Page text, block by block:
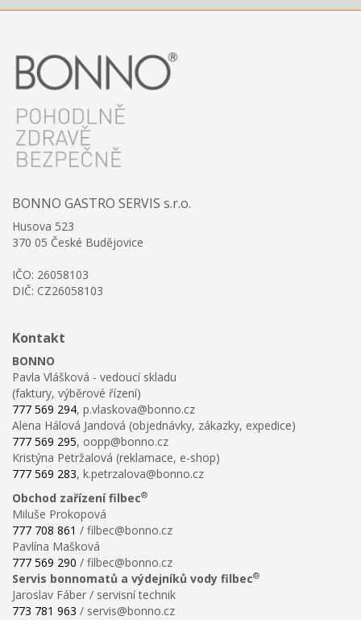
BONNO GASTRO SERVIS s.r.o.
Husova 523
370 05 České Budějovice
IČO: 26058103
DIČ: CZ26058103
Kontakt
BONNO
Pavla Vlášková - vedoucí skladu
(faktury, výběrové řízení)
777 569 294, p.vlaskova@bonno.cz
Alena Hálová Jandová (objednávky, zákazky, expedice)
777 569 295, oopp@bonno.cz
Kristýna Petržalová (reklamace, e-shop)
777 569 283, k.petrzalova@bonno.cz
Obchod zařízení filbec®
Miluše Prokopová
777 708 861 / filbec@bonno.cz
Pavlína Mašková
777 569 290 / filbec@bonno.cz
Servis bonnomatů a výdejníků vody filbec®
Jaroslav Fáber / servisní technik
773 781 963 / servis@bonno.cz